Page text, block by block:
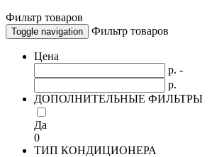
Фильтр товаров
Toggle navigation Фильтр товаров
Цена
р. -
р.
ДОПОЛНИТЕЛЬНЫЕ ФИЛЬТРЫ
Да
0
ТИП КОНДИЦИОНЕРА